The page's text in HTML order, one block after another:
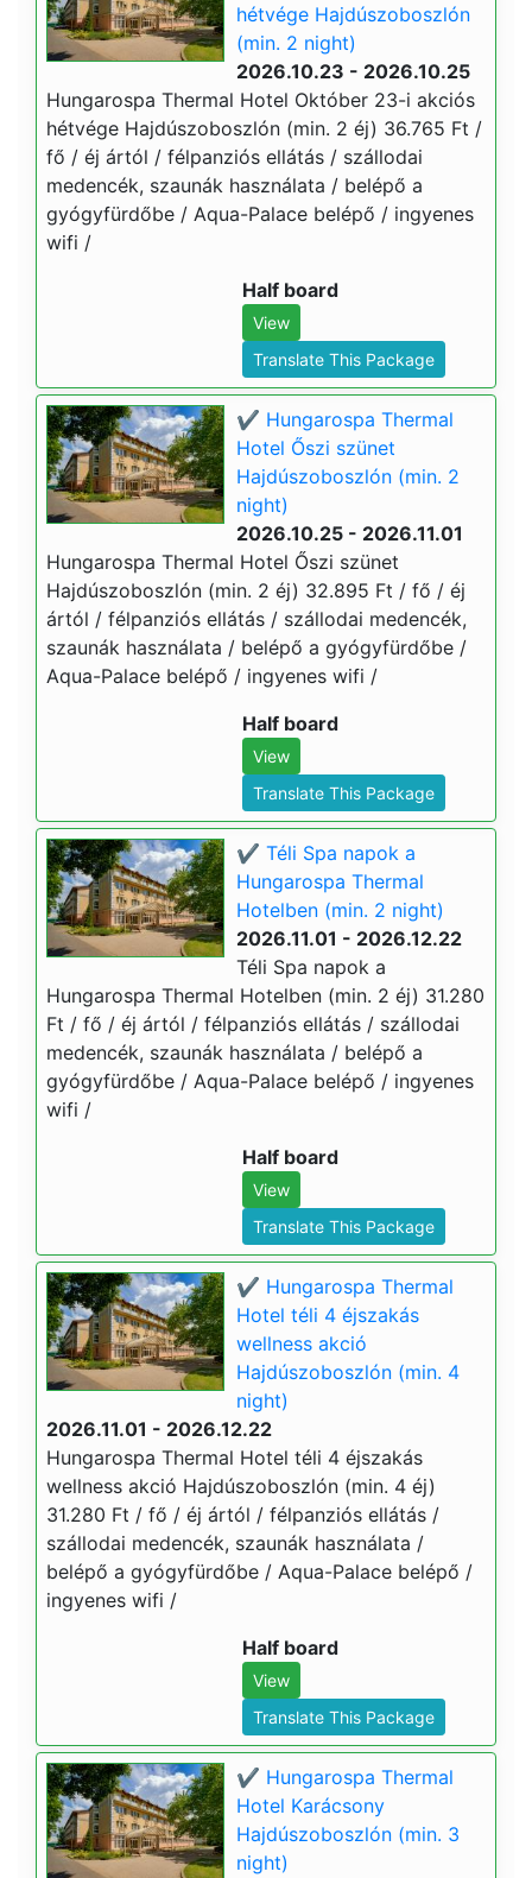
hétvége Hajdúszoboszlón
(min. 2 night)
2026.10.23 - 2026.10.25
Hungarospa Thermal Hotel Október 23-i akciós
hétvége Hajdúszoboszlón (min. 2 éj) 36.765 Ft /
fő / éj ártól / félpanziós ellátás / szállodai
medencék, szaunák használata / belépő a
gyógyfürdőbe / Aqua-Palace belépő / ingyenes
wifi /
Half board
View
Translate This Package
✔️ Hungarospa Thermal
Hotel Őszi szünet
Hajdúszoboszlón (min. 2
night)
2026.10.25 - 2026.11.01
Hungarospa Thermal Hotel Őszi szünet
Hajdúszoboszlón (min. 2 éj) 32.895 Ft / fő / éj
ártól / félpanziós ellátás / szállodai medencék,
szaunák használata / belépő a gyógyfürdőbe /
Aqua-Palace belépő / ingyenes wifi /
Half board
View
Translate This Package
✔️ Téli Spa napok a
Hungarospa Thermal
Hotelben (min. 2 night)
2026.11.01 - 2026.12.22
Téli Spa napok a
Hungarospa Thermal Hotelben (min. 2 éj) 31.280
Ft / fő / éj ártól / félpanziós ellátás / szállodai
medencék, szaunák használata / belépő a
gyógyfürdőbe / Aqua-Palace belépő / ingyenes
wifi /
Half board
View
Translate This Package
✔️ Hungarospa Thermal
Hotel téli 4 éjszakás
wellness akció
Hajdúszoboszlón (min. 4
night)
2026.11.01 - 2026.12.22
Hungarospa Thermal Hotel téli 4 éjszakás
wellness akció Hajdúszoboszlón (min. 4 éj)
31.280 Ft / fő / éj ártól / félpanziós ellátás /
szállodai medencék, szaunák használata /
belépő a gyógyfürdőbe / Aqua-Palace belépő /
ingyenes wifi /
Half board
View
Translate This Package
✔️ Hungarospa Thermal
Hotel Karácsony
Hajdúszoboszlón (min. 3
night)